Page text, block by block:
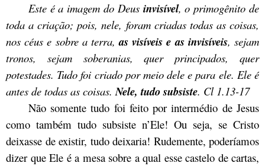
Este é a imagem do Deus invisível, o primogênito de
toda a criação; pois, nele, foram criadas todas as coisas,
nos céus e sobre a terra,as visíveis e as invisíveis, sejam
tronos, sejam soberanias, quer principados, quer
potestades. Tudo foi criado por meio dele e para ele. Ele é
antes de todas as coisas.Nele, tudo subsiste. Cl 1.13-17
Não somente tudo foi feito por intermédio de Jesus
como também tudo subsiste n’Ele! Ou seja, se Cristo
deixasse de existir, tudo deixaria! Rudemente, poderíamos
dizer que Ele é a mesa sobre a qual esse castelo de cartas,